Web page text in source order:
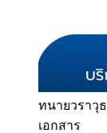
ทนายวราวุธ
เอกสาร